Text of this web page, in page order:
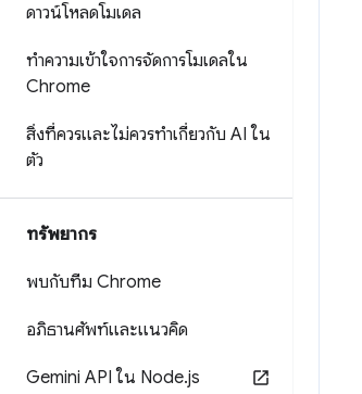
ดาวน์โหลดโมเดล
ทำความเข้าใจการจัดการโมเดลใน
Chrome
สิ่งที่ควรและไม่ควรทำเกี่ยวกับ AI ใน
ตัว
ทรัพยากร
พบกับทีม Chrome
อภิธานศัพท์และแนวคิด
Gemini API ใน Node.js